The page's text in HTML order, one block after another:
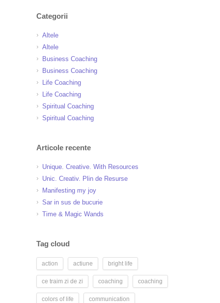
Categorii
Altele
Altele
Business Coaching
Business Coaching
Life Coaching
Life Coaching
Spiritual Coaching
Spiritual Coaching
Articole recente
Unique. Creative. With Resources
Unic. Creativ. Plin de Resurse
Manifesting my joy
Sar in sus de bucurie
Time & Magic Wands
Tag cloud
action actiune bright life
ce traim zi de zi coaching coaching
colors of life communication